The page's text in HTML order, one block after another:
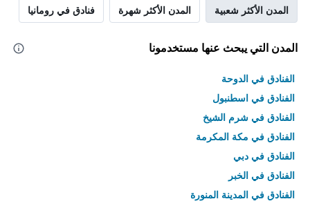
المدن الأكثر شعبية المدن الأكثر شهرة فنادق في رومانيا
المدن التي يبحث عنها مستخدمونا
الفنادق في الدوحة
الفنادق في اسطنبول
الفنادق في شرم الشيخ
الفنادق في مكة المكرمة
الفنادق في دبي
الفنادق في الخبر
الفنادق في المدينة المنورة